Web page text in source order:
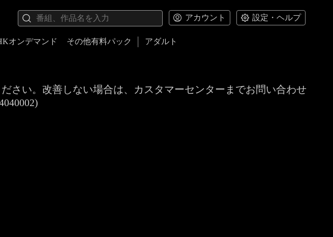
アカウント 設定・ヘルプ
オンデマンド その他有料パック アダルト
さい。改善しない場合は、カスタマーセンターまでお問い合わせ